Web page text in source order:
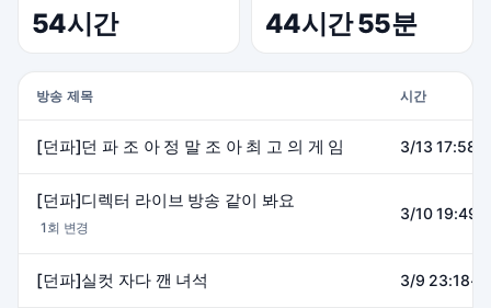
54시간 44시간 55분
방송 제목 시간
[던파]던 파 조 아 정 말 조 아 최 고 의 게 임 3/13
[던파]디렉터 라이브 방송 같이 봐요
1회 변경
3/10
[던파]실컷 자다 깬 녀석 3/9